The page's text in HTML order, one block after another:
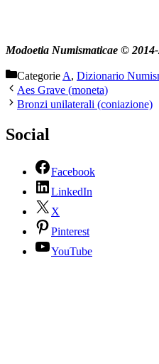
Modoetia Numismaticae ©
Categorie A, Dizionario
Aes Grave (moneta)
Bronzi unilaterali (coniazione)
Social
Facebook
LinkedIn
X
Pinterest
YouTube